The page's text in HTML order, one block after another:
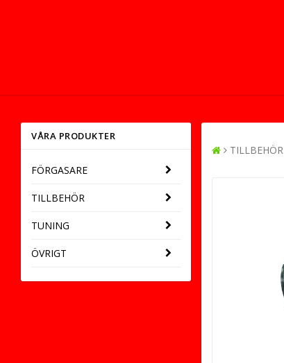
VÅRA PRODUKTER
FÖRGASARE
TILLBEHÖR
TUNING
ÖVRIGT
TILLBEHÖR